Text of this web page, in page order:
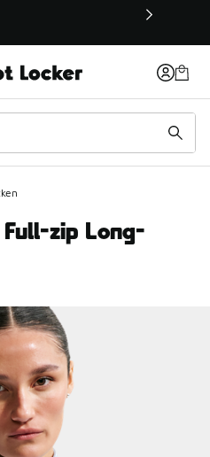
neuen Fenster
zip Long-